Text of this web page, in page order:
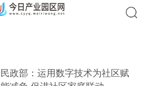
民政部：运用数字技术为社区赋